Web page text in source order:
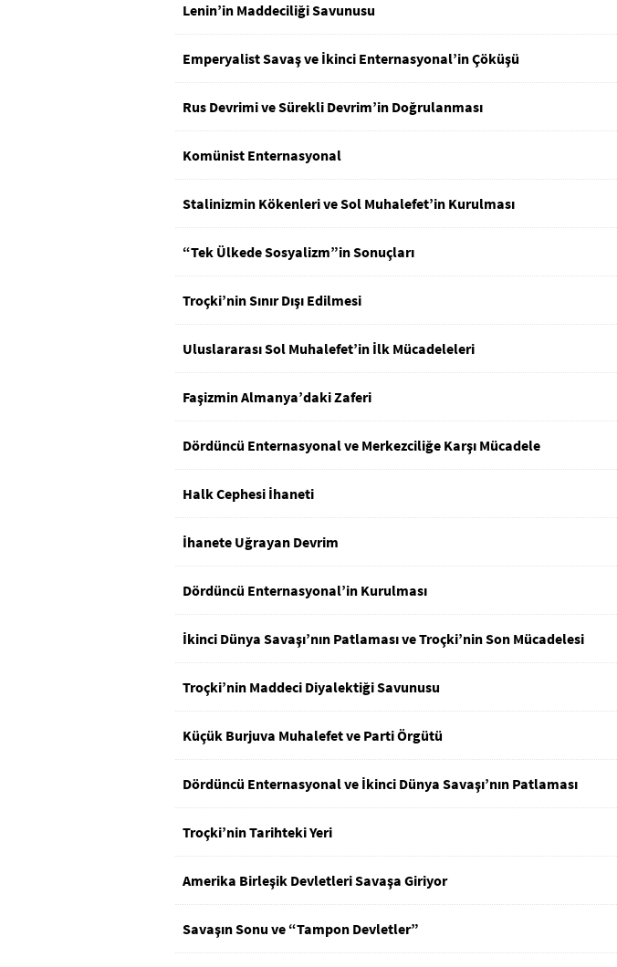
Lenin’in Maddeciliği Savunusu
Emperyalist Savaş ve İkinci Enternasyonal’in Çöküşü
Rus Devrimi ve Sürekli Devrim’in Doğrulanması
Komünist Enternasyonal
Stalinizmin Kökenleri ve Sol Muhalefet’in Kurulması
“Tek Ülkede Sosyalizm”in Sonuçları
Troçki’nin Sınır Dışı Edilmesi
Uluslararası Sol Muhalefet’in İlk Mücadeleleri
Faşizmin Almanya’daki Zaferi
Dördüncü Enternasyonal ve Merkezciliğe Karşı Mücadele
Halk Cephesi İhaneti
İhanete Uğrayan Devrim
Dördüncü Enternasyonal’in Kurulması
İkinci Dünya Savaşı’nın Patlaması ve Troçki’nin Son Mücadelesi
Troçki’nin Maddeci Diyalektiği Savunusu
Küçük Burjuva Muhalefet ve Parti Örgütü
Dördüncü Enternasyonal ve İkinci Dünya Savaşı’nın Patlaması
Troçki’nin Tarihteki Yeri
Amerika Birleşik Devletleri Savaşa Giriyor
Savaşın Sonu ve “Tampon Devletler”